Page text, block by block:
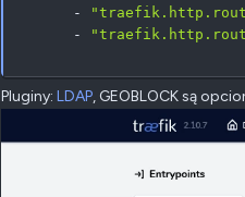
-
-
Pluginy: LDAP, GEOBLOCK są